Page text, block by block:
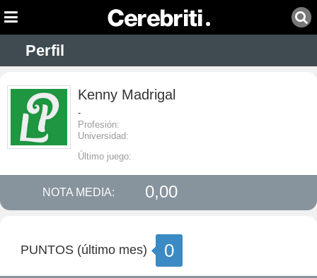
Perfil
Kenny Madrigal
-
Profesión:
Universidad:
Último juego:
NOTA MEDIA: 0,00
PUNTOS (último mes) 0